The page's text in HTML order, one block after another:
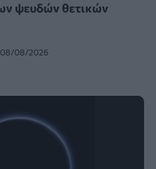
ψευδών θετικών
08/08/2026